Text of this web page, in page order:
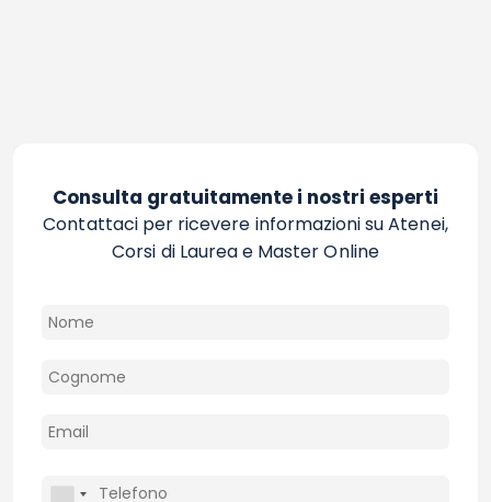
Consulta gratuitamente i nostri esperti
Contattaci per ricevere informazioni su Atenei,
Corsi di Laurea e Master Online